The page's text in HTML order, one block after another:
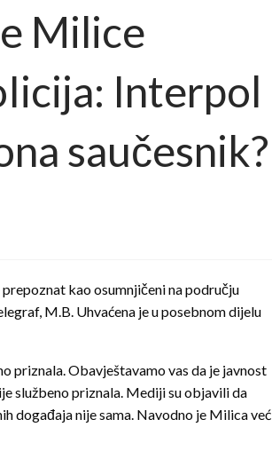
Milice
Interpol
saučesnik?
kao osumnjičeni na području
M.B. Uhvaćena je u posebnom dijelu
priznala. Obavještavamo vas da je javnost
službeno priznala. Mediji su objavili da
događaja nije sama. Navodno je Milica već